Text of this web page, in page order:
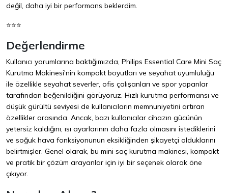
değil, daha iyi bir performans beklerdim.
⭐⭐⭐
Değerlendirme
Kullanıcı yorumlarına baktığımızda, Philips Essential Care Mini Saç
Kurutma Makinesi'nin kompakt boyutları ve seyahat uyumluluğu
ile özellikle seyahat severler, ofis çalışanları ve spor yapanlar
tarafından beğenildiğini görüyoruz. Hızlı kurutma performansı ve
düşük gürültü seviyesi de kullanıcıların memnuniyetini artıran
özellikler arasında. Ancak, bazı kullanıcılar cihazın gücünün
yetersiz kaldığını, ısı ayarlarının daha fazla olmasını istediklerini
ve soğuk hava fonksiyonunun eksikliğinden şikayetçi olduklarını
belirtmişler. Genel olarak, bu mini saç kurutma makinesi, kompakt
ve pratik bir çözüm arayanlar için iyi bir seçenek olarak öne
çıkıyor.